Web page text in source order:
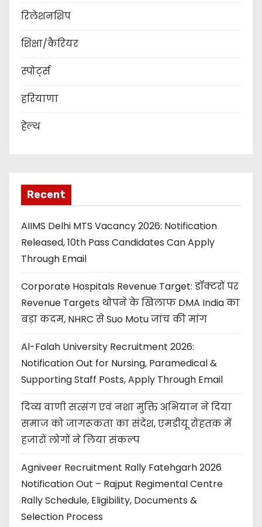
रिलेशनशिप
शिक्षा/कैरियर
स्पोर्ट्स
हरियाणा
हेल्थ
Recent
AIIMS Delhi MTS Vacancy 2026: Notification
Released, 10th Pass Candidates Can Apply
Through Email
Corporate Hospitals Revenue Target: डॉक्टरों पर
Revenue Targets थोपने के खिलाफ DMA India का
बड़ा कदम, NHRC से Suo Motu जांच की मांग
Al-Falah University Recruitment 2026:
Notification Out for Nursing, Paramedical &
Supporting Staff Posts, Apply Through Email
दिव्य वाणी सत्संग एवं नशा मुक्ति अभियान ने दिया
समाज को जागरूकता का संदेश, एमडीयू रोहतक में
हजारों लोगों ने लिया संकल्प
Agniveer Recruitment Rally Fatehgarh 2026
Notification Out – Rajput Regimental Centre
Rally Schedule, Eligibility, Documents &
Selection Process